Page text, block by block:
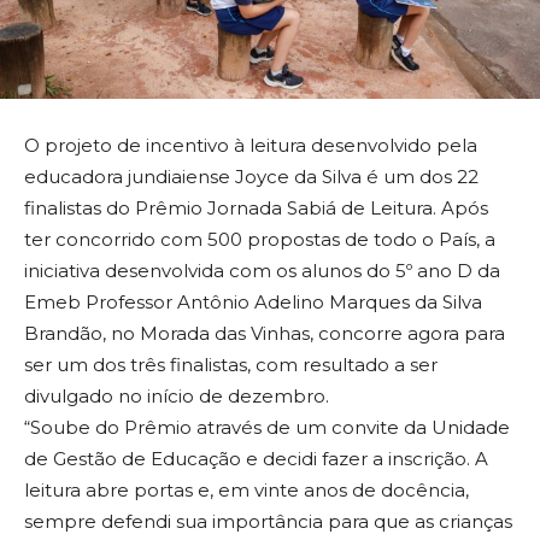
O projeto de incentivo à leitura desenvolvido pela
educadora jundiaiense Joyce da Silva é um dos 22
finalistas do Prêmio Jornada Sabiá de Leitura. Após
ter concorrido com 500 propostas de todo o País, a
iniciativa desenvolvida com os alunos do 5º ano D da
Emeb Professor Antônio Adelino Marques da Silva
Brandão, no Morada das Vinhas, concorre agora para
ser um dos três finalistas, com resultado a ser
divulgado no início de dezembro.
“Soube do Prêmio através de um convite da Unidade
de Gestão de Educação e decidi fazer a inscrição. A
leitura abre portas e, em vinte anos de docência,
sempre defendi sua importância para que as crianças